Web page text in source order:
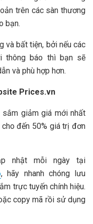
trên các sàn thương
bạn.
và bất tiện, bởi nếu các
thông báo thì bạn sẽ
và phù hợp hơn.
Prices.vn
sắm giảm giá mới nhất
đến 50% giá trị đơn
nhật mỗi ngày tại
, hãy nhanh chóng lưu
trực tuyến chính hiệu.
copy mã rồi sử dụng